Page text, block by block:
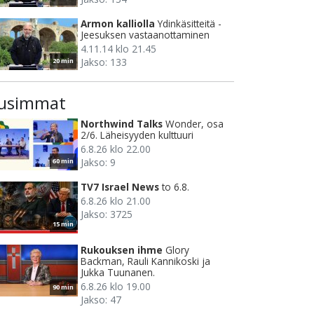
20 min
Armon kalliolla Ydinkäsitteitä -
Jeesuksen vastaanottaminen
4.11.14 klo 21.45
Jakso: 133
60 min
Northwind Talks Wonder, osa
2/6. Läheisyyden kulttuuri
6.8.26 klo 22.00
Jakso: 9
15 min
TV7 Israel News to 6.8.
6.8.26 klo 21.00
Jakso: 3725
90 min
Rukouksen ihme Glory
Backman, Rauli Kannikoski ja
Jukka Tuunanen.
6.8.26 klo 19.00
Jakso: 47